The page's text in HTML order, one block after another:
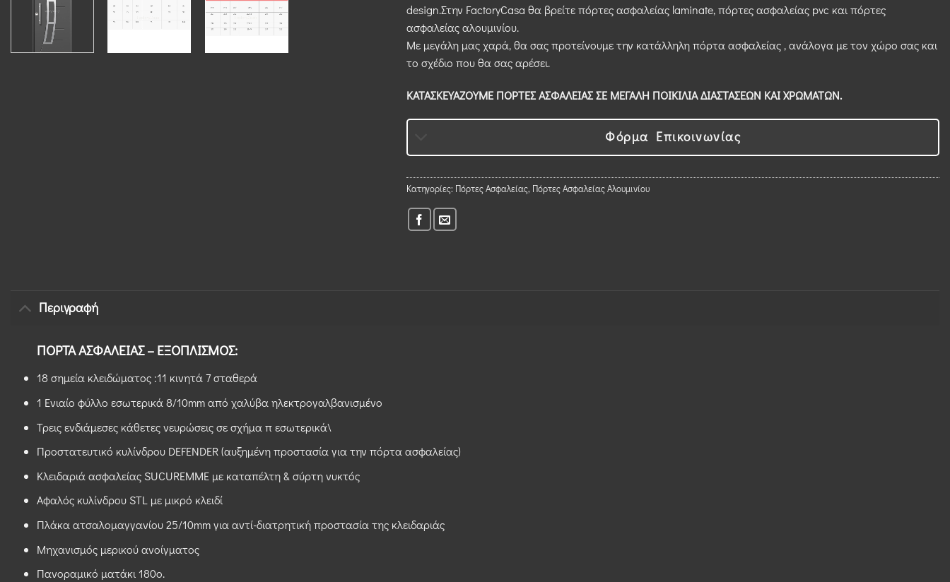
design.Στην FactoryCasa θα βρείτε πόρτες ασφαλείας laminate, πόρτες ασφαλείας pvc και πόρτες
ασφαλείας αλουμινίου.
Με μεγάλη μας χαρά, θα σας προτείνουμε την κατάλληλη πόρτα ασφαλείας , ανάλογα με τον χώρο σας και
το σχέδιο που θα σας αρέσει.
ΚΑΤΑΣΚΕΥΑΖΟΥΜΕ ΠΟΡΤΕΣ ΑΣΦΑΛΕΙΑΣ ΣΕ ΜΕΓΑΛΗ ΠΟΙΚΙΛΙΑ ΔΙΑΣΤΑΣΕΩΝ ΚΑΙ ΧΡΩΜΑΤΩΝ.
Φόρμα Επικοινωνίας
Κατηγορίες: Πόρτες Ασφαλείας, Πόρτες Ασφαλείας Αλουμινίου
Περιγραφή
ΠΟΡΤΑ ΑΣΦΑΛΕΙΑΣ – ΕΞΟΠΛΙΣΜΟΣ:
18 σημεία κλειδώματος :11 κινητά 7 σταθερά
1 Ενιαίο φύλλο εσωτερικά 8/10mm από χαλύβα ηλεκτρογαλβανισμένο
Τρεις ενδιάμεσες κάθετες νευρώσεις σε σχήμα π εσωτερικά\
Προστατευτικό κυλίνδρου DEFENDER (αυξημένη προστασία για την πόρτα ασφαλείας)
Κλειδαριά ασφαλείας SUCUREMME με καταπέλτη & σύρτη νυκτός
Aφαλός κυλίνδρου STL με μικρό κλειδί
Πλάκα ατσαλομαγγανίου 25/10mm για αντί-διατρητική προστασία της κλειδαριάς
Μηχανισμός μερικού ανοίγματος
Πανοραμικό ματάκι 180ο.